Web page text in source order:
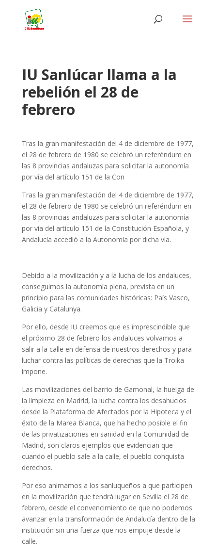
IU Sanlúcar llama a la
rebelión el 28 de
febrero
Tras la gran manifestación del 4 de diciembre de 1977,
el 28 de febrero de 1980 se celebró un referéndum en
las 8 provincias andaluzas para solicitar la autonomía
por vía del artículo 151 de la Con
Tras la gran manifestación del 4 de diciembre de 1977,
el 28 de febrero de 1980 se celebró un referéndum en
las 8 provincias andaluzas para solicitar la autonomía
por vía del artículo 151 de la Constitución Española, y
Andalucía accedió a la Autonomía por dicha vía.
Debido a la movilización y a la lucha de los andaluces,
conseguimos la autonomía plena, prevista en un
principio para las comunidades históricas: País Vasco,
Galicia y Catalunya.
Por ello, desde IU creemos que es imprescindible que
el próximo 28 de febrero los andaluces volvamos a
salir a la calle en defensa de nuestros derechos y para
luchar contra las políticas de derechas que la Troika
impone.
Las movilizaciones del barrio de Gamonal, la huelga de
la limpieza en Madrid, la lucha contra los desahucios
desde la Plataforma de Afectados por la Hipoteca y el
éxito de la Marea Blanca, que ha hecho posible el fin
de las privatizaciones en sanidad en la Comunidad de
Madrid, son claros ejemplos que evidencian que
cuando el pueblo sale a la calle, el pueblo conquista
derechos.
Por eso animamos a los sanluqueños a que participen
en la movilización que tendrá lugar en Sevilla el 28 de
febrero, desde el convencimiento de que no podemos
avanzar en la transformación de Andalucía dentro de la
institución sin una fuerza que nos empuje desde la
calle.